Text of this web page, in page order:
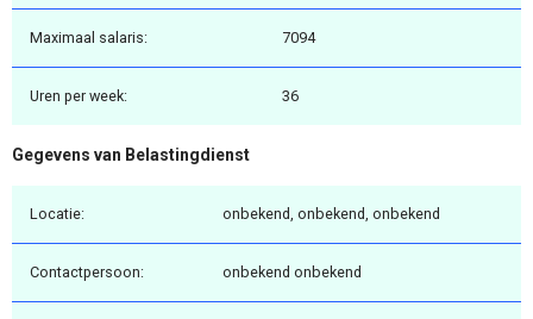
Maximaal salaris: 7094
Uren per week: 36
Gegevens van Belastingdienst
Locatie: onbekend, onbekend, onbekend
Contactpersoon: onbekend onbekend